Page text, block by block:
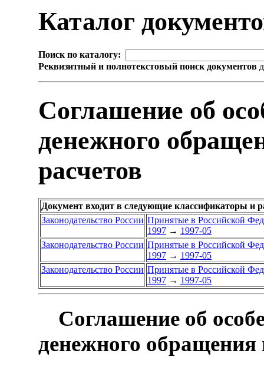
Каталог
Поиск по каталогу:
Реквизитный и полнотекстовый поиск документов
Соглашение об
денежного
расчетов
Документ входит в следующие классификаторы и
Законодательство России Принятые в Российской
1997 → 1997-05
Законодательство России Принятые в Российской
1997 → 1997-05
Законодательство России Принятые в Российской
1997 → 1997-05
Соглашение об
денежного обращения